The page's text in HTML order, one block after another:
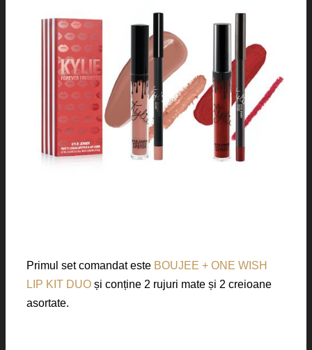
Primul set comandat este BOUJEE + ONE WISH
LIP KIT DUO și conține 2 rujuri mate și 2 creioane
asortate.